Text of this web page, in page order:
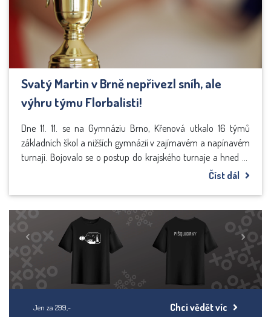
Svatý Martin v Brně nepřivezl sníh, ale
výhru týmu Florbalisti!
Dne 11. 11. se na Gymnáziu Brno, Křenová utkalo 16 týmů
základních škol a nižších gymnázií v zajímavém a napínavém
turnaji. Bojovalo se o postup do krajského turnaje a hned ze
začátku bylo vidět, které týmy mají své strategie a které
Florbalisti, který svoji výhru náležitě oslavil.
Číst dál
Jen za 299,- Chci vědět víc
Previous Next